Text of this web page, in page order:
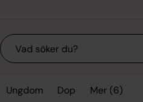
Sök
Ungdom Dop Mer (6)